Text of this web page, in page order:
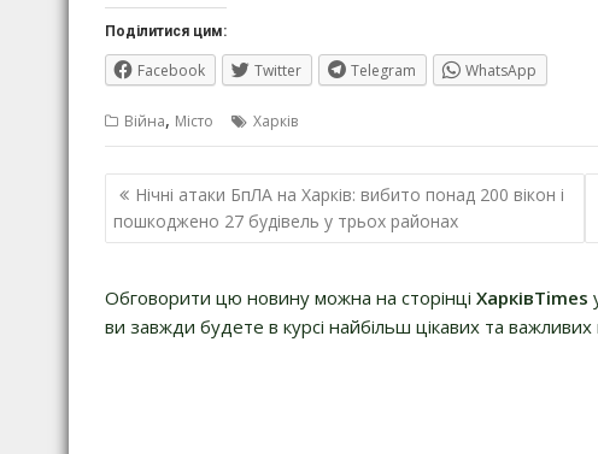
Поділитися цим:
Facebook Twitter Telegram WhatsApp
Війна, Місто Харків
Навігація
записів
Нічні атаки БпЛА на Харків: вибито понад 200 вікон і
пошкоджено 27 будівель у трьох районах
Обговорити цю новину можна на сторінці ХарківTimes
ви завжди будете в курсі найбільш цікавих та важливих